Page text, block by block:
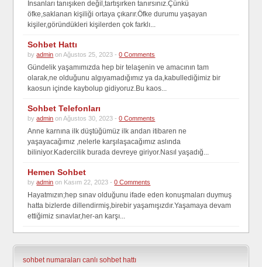
İnsanları tanışıken değil,tartışırken tanırsınız.Çünkü
öfke,saklanan kişiliği ortaya çıkarır.Öfke durumu yaşayan
kişiler,göründükleri kişilerden çok farklı...
Sohbet Hattı
byadmin on Ağustos 25, 2023 -0 Comments
Gündelik yaşamımızda hep bir telaşenin ve amacının tam
olarak,ne olduğunu algıyamadığımız ya da,kabullediğimiz bir
kaosun içinde kaybolup gidiyoruz.Bu kaos...
Sohbet Telefonları
byadmin on Ağustos 30, 2023 -0 Comments
Anne karnına ilk düştüğümüz ilk andan itibaren ne
yaşayacağımız ,nelerle karşılaşacağımız aslında
biliniyor.Kadercilik burada devreye giriyor.Nasıl yaşadığ...
Hemen Sohbet
byadmin on Kasım 22, 2023 -0 Comments
Hayatmızın;hep sınav olduğunu ifade eden konuşmaları duymuş
hatta bizlerde dillendirmiş,birebir yaşamışızdır.Yaşamaya devam
ettiğimiz sınavlar,her-an karşı...
sohbet numaraları canlı sohbet hattı